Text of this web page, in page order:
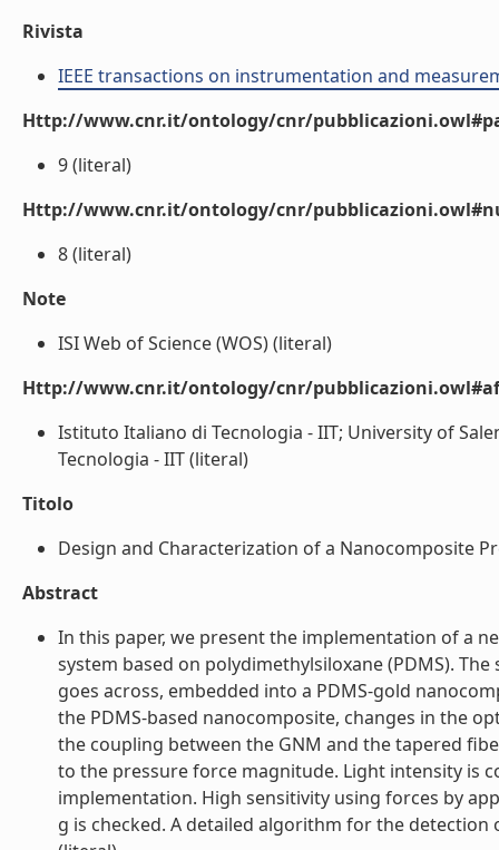
Rivista
IEEE transactions on instrumentation and
Http://www.cnr.it/ontology/cnr/
9 (literal)
Http://www.cnr.it/ontology/cnr/
8 (literal)
Note
ISI Web of Science (WOS) (literal)
Http://www.cnr.it/ontology/cnr/
Istituto Italiano di Tecnologia - IIT; University of
Tecnologia - IIT (literal)
Titolo
Design and Characterization of a Nanocomposite
Abstract
In this paper, we present the implementation of a
system based on polydimethylsiloxane (PDMS).
goes across, embedded into a PDMS-gold
the PDMS-based nanocomposite, changes in the
the coupling between the GNM and the tapered
to the pressure force magnitude. Light intensity is
implementation. High sensitivity using forces by
g is checked. A detailed algorithm for the